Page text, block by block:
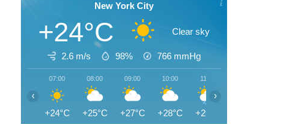
New York City
+24°C Clear sky
2.6 m/s 98% 766 mmHg
07:00
+24°C
08:00
+25°C
09:00
+27°C
10:00
+28°C
11:00
+29°C
‹ ›